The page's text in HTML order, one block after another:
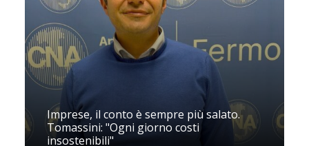
Imprese, il conto è sempre più salato.
Tomassini: "Ogni giorno costi
insostenibili"